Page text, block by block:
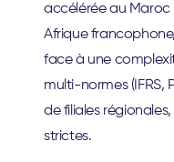
accélérée au Maroc
Afrique
face à une
multi-normes (IFRS,
de filiales
strictes.